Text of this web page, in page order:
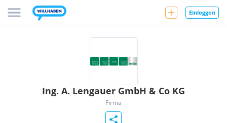
Einloggen
Ing. A. Lengauer GmbH & Co KG
Firma